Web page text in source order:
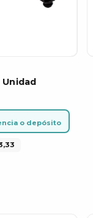
o depósito